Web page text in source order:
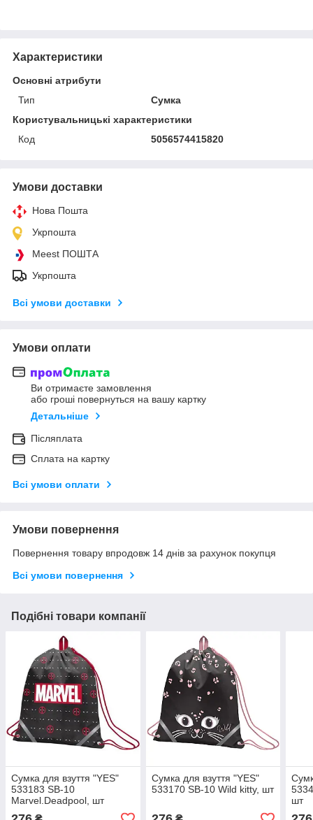
Характеристики
Основні атрибути
Тип
Сумка
Користувальницькі характеристики
Код
5056574415820
Умови доставки
Нова Пошта
Укрпошта
Meest ПОШТА
Укрпошта
Всі умови доставки
Умови оплати
Ви отримаєте замовлення
або гроші повернуться на вашу картку
Детальніше
Післяплата
Сплата на картку
Всі умови оплати
Умови повернення
Повернення товару впродовж 14 днів за рахунок покупця
Всі умови повернення
Подібні товари компанії
Сумка для взуття "YES"
533183 SB-10
Marvel.Deadpool, шт
Сумка для взуття "YES"
533170 SB-10 Wild kitty, шт
шт